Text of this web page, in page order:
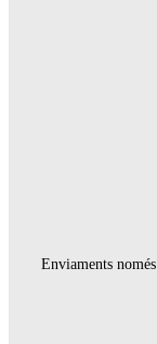
Enviaments